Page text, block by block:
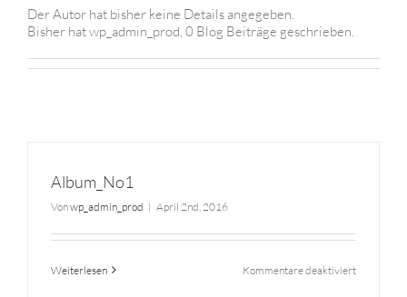
Der Autor hat bisher keine Details angegeben.
Bisher hat wp_admin_prod, 0 Blog Beiträge geschrieben.
Album_No1
Vonwp_admin_prod | April 2nd, 2016
Weiterlesen Kommentare deaktiviertfür